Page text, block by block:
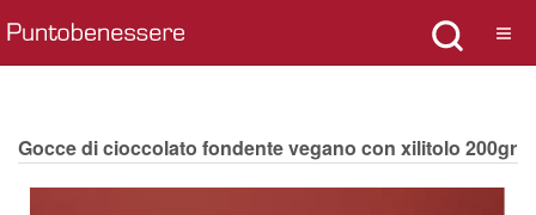
Gocce di cioccolato fondente vegano con xilitolo 200gr